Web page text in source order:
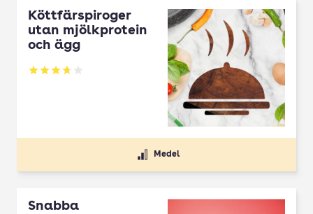
Köttfärspiroger
utan mjölkprotein
och ägg
Betyg: 3.74 av 5
Medel
Snabba